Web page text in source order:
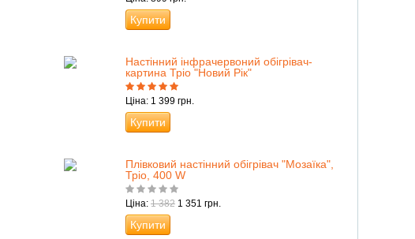
Купити
Настінний інфрачервоний обігрівач-
картина Тріо "Новий Рік"
Ціна: 1 399 грн.
Купити
Плівковий настінний обігрівач "Мозаїка",
Тріо, 400 W
Ціна: 1 382 1 351 грн.
Купити